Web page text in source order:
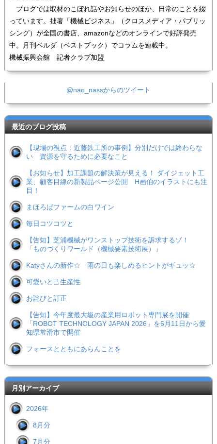
ブログでは取材のこぼれ話やお知らせのほか、日常のことを綴
っています。拙著「機械ビジネス」（クロスメディア・パブリッ
シング）が全国の書店、amazonなどのオンラインで好評発売
中。月刊ベルダ（ベストブック）でコラムを連載中。
機械振興会館 記者クラブ加盟
@nao_nassからのツイート
最近のブログ投稿
【現場の視点：近藤鉄工所の事例】分別だけでは終わらな
い 資源を守るために必要なこと
【お知らせ】加工課題の解決策が見える！ ダイジェット工
業、顧客目線の新製品ページ公開 H画伯のイラストにも注
目！
まほろばファームの白ワイン
毎日コツコツと
【告知】芝浦機械がワンストップ技術を訴求するゾ！
「ものづくりワールド（機械要素技術展）」
Katyさんの新作☆ 雨の日も楽しめるヒントがギュッ☆
可愛いと己生産性
お詫びと訂正
【告知】今年度最大級の産業用ロボット専門展を開催
「ROBOT TECHNOLOGY JAPAN 2026」を6月11日から愛
知県常滑市で開催
フォースとともにあらんことを
月別アーカイブ
2026年
8月分
7月分